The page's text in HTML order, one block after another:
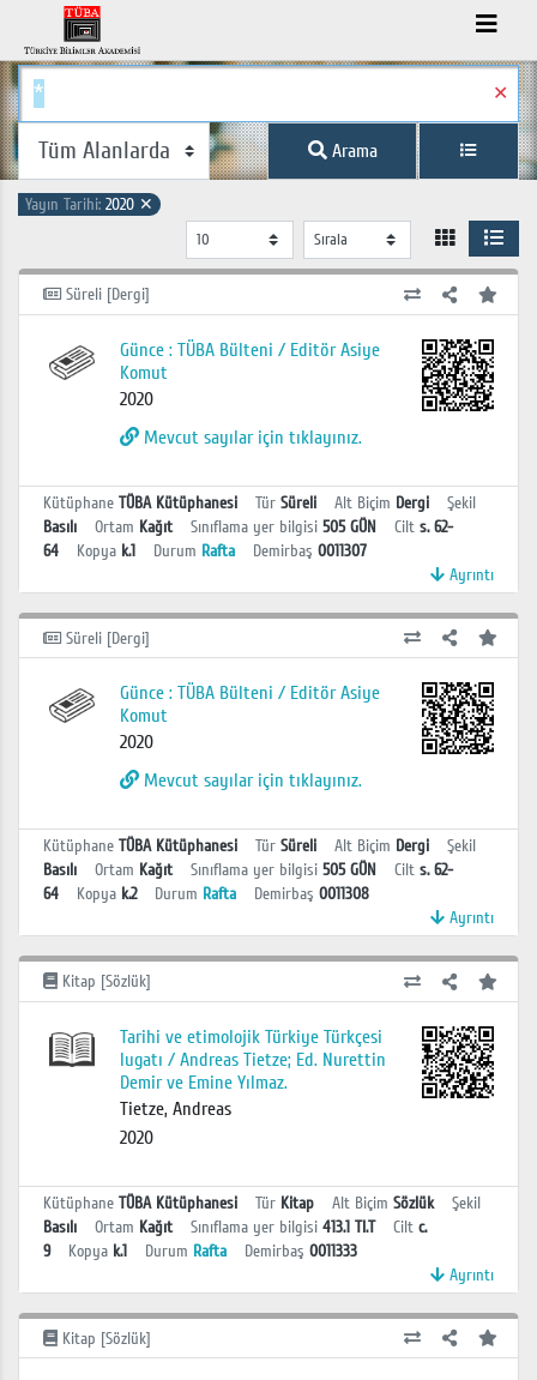
✕
Arama
Yayın Tarihi: 2020 ✕
Süreli [Dergi]
Günce : TÜBA Bülteni / Editör Asiye
Komut
2020
Mevcut sayılar için tıklayınız.
Kütüphane TÜBA Kütüphanesi Tür Süreli Alt Biçim Dergi
Şekil
Basılı
Ortam Kağıt Sınıflama yer bilgisi 505 GÜN Cilt s. 62-
64
Kopya k.1 Durum Rafta Demirbaş 0011307
Ayrıntı
Süreli [Dergi]
Günce : TÜBA Bülteni / Editör Asiye
Komut
2020
Mevcut sayılar için tıklayınız.
Kütüphane TÜBA Kütüphanesi Tür Süreli Alt Biçim Dergi
Şekil
Basılı
Ortam Kağıt Sınıflama yer bilgisi 505 GÜN Cilt s. 62-
64
Kopya k.2 Durum Rafta Demirbaş 0011308
Ayrıntı
Kitap [Sözlük]
Tarihi ve etimolojik Türkiye Türkçesi
lugatı / Andreas Tietze; Ed. Nurettin
Demir ve Emine Yılmaz.
Tietze, Andreas
2020
Kütüphane TÜBA Kütüphanesi Tür Kitap Alt Biçim Sözlük
Şekil
Basılı
Ortam Kağıt Sınıflama yer bilgisi 413.1 TI.T Cilt c.
9
Kopya k.1 Durum Rafta Demirbaş 0011333
Ayrıntı
Kitap [Sözlük]